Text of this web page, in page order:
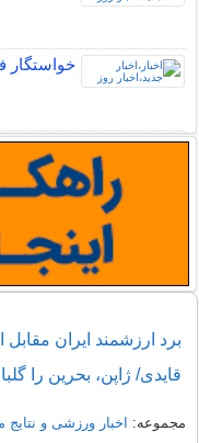
خواستگار
برد ارزشمند ایران
قایدی/ ژاپن، بحرین را
مجموعه: اخبار ورزشی و